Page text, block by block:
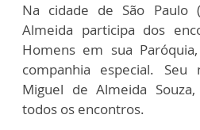
Na cidade de São Paulo
Almeida participa dos
Homens em sua
companhia especial.
Miguel de Almeida
todos os encontros.